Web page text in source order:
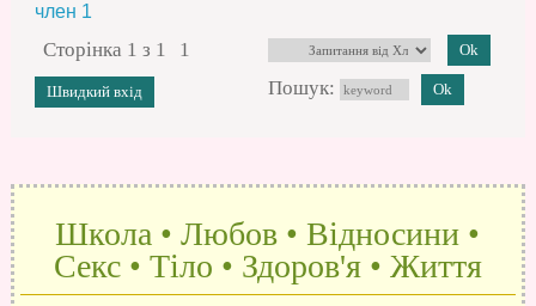
член 1
Сторінка 1 з 1
1
Пошук:
Школа • Любов • Відносини •
Секс • Тіло • Здоров'я • Життя